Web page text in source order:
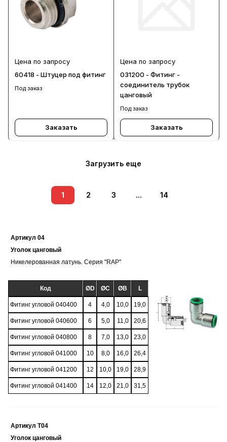
Цена по запросу
60418 - Штуцер под фитинг
Под заказ
Заказать
Цена по запросу
031200 - Фитинг -
соединитель трубок
цанговый
Под заказ
Заказать
Загрузить еще
1 2 3 ... 14
Артикул 04
Уголок цанговый
Никелерованная латунь. Серия "RAP"
Код ØD ØC ØB L
Фитинг угловой 040400 4 4,0 10,0 19,0
Фитинг угловой 040600 6 5,0 11,0 20,6
Фитинг угловой 040800 8 7,0 13,0 23,0
Фитинг угловой 041000 10 8,0 16,0 26,4
Фитинг угловой 041200 12 10,0 19,0 28,9
Фитинг угловой 041400 14 12,0 21,0 31,5
Артикул T04
Уголок цанговый